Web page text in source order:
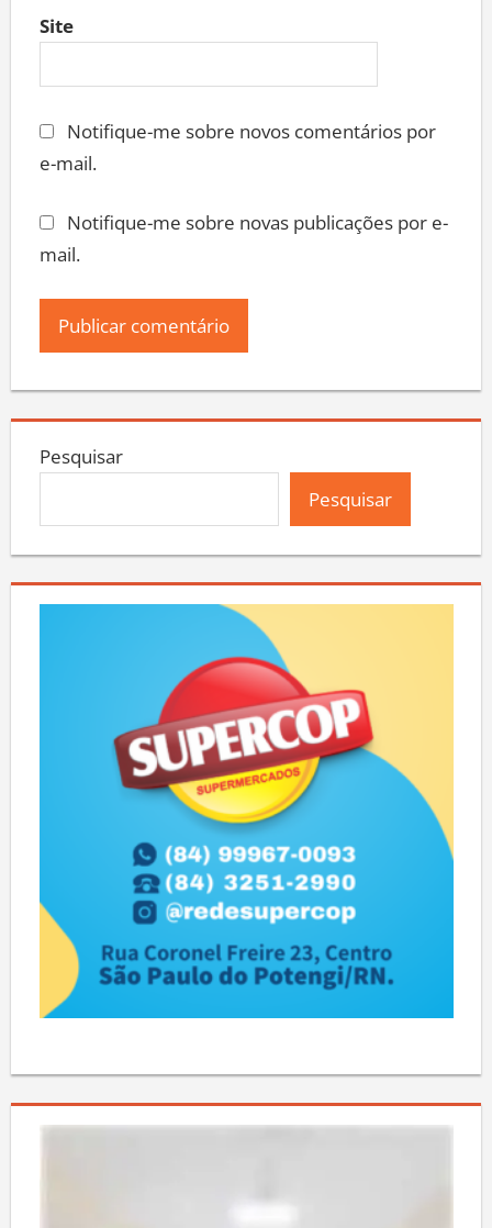
Site
Notifique-me sobre novos comentários por
e-mail.
Notifique-me sobre novas publicações por e-
mail.
Pesquisar
Pesquisar